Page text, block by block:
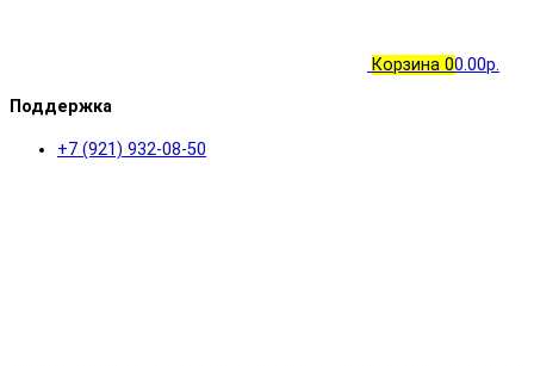
Корзина 00.00р.
Поддержка
+7 (921) 932-08-50